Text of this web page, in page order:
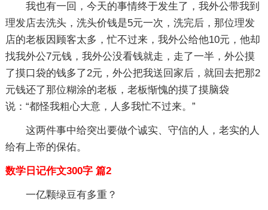
我也有一回，今天的事情终于发生了，我外公带我到
理发店去洗头，洗头价钱是5元一次，洗完后，那位理发
店的老板因顾客太多，忙不过来，我外公给他10元，他却
找我外公7元钱，我外公没看钱就走，走了一半，外公摸
了摸口袋的钱多了2元，外公把我送回家后，就回去把那2
元钱还了那位糊涂的老板，老板惭愧的摸了摸脑袋
说：“都怪我粗心大意，人多我忙不过来。”
这两件事中给突出要做个诚实、守信的人，老实的人
给有上帝的保佑。
数学日记作文300字 篇2
一亿颗绿豆有多重？